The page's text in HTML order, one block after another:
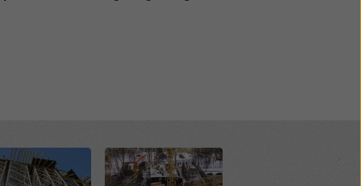
Open